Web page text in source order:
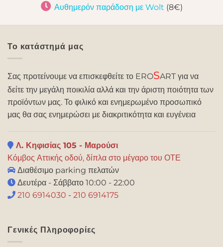
Αυθημερόν παράδοση με Wolt (8€)
Το κατάστημά μας
Σας προτείνουμε να επισκεφθείτε το EROSART για να
δείτε την μεγάλη ποικιλία αλλά και την άριστη ποιότητα των
προϊόντων μας. Το φιλικό και ενημερωμένο προσωπικό
μας θα σας ενημερώσει με διακριτικότητα και ευγένεια
Λ. Κηφισίας 105 - Μαρούσι
Κόμβος Αττικής οδού, δίπλα στο μέγαρο του ΟΤΕ
Διαθέσιμο parking πελατών
Δευτέρα - Σάββατο 10:00 - 22:00
210 6914030 - 210 6914175
Γενικές Πληροφορίες